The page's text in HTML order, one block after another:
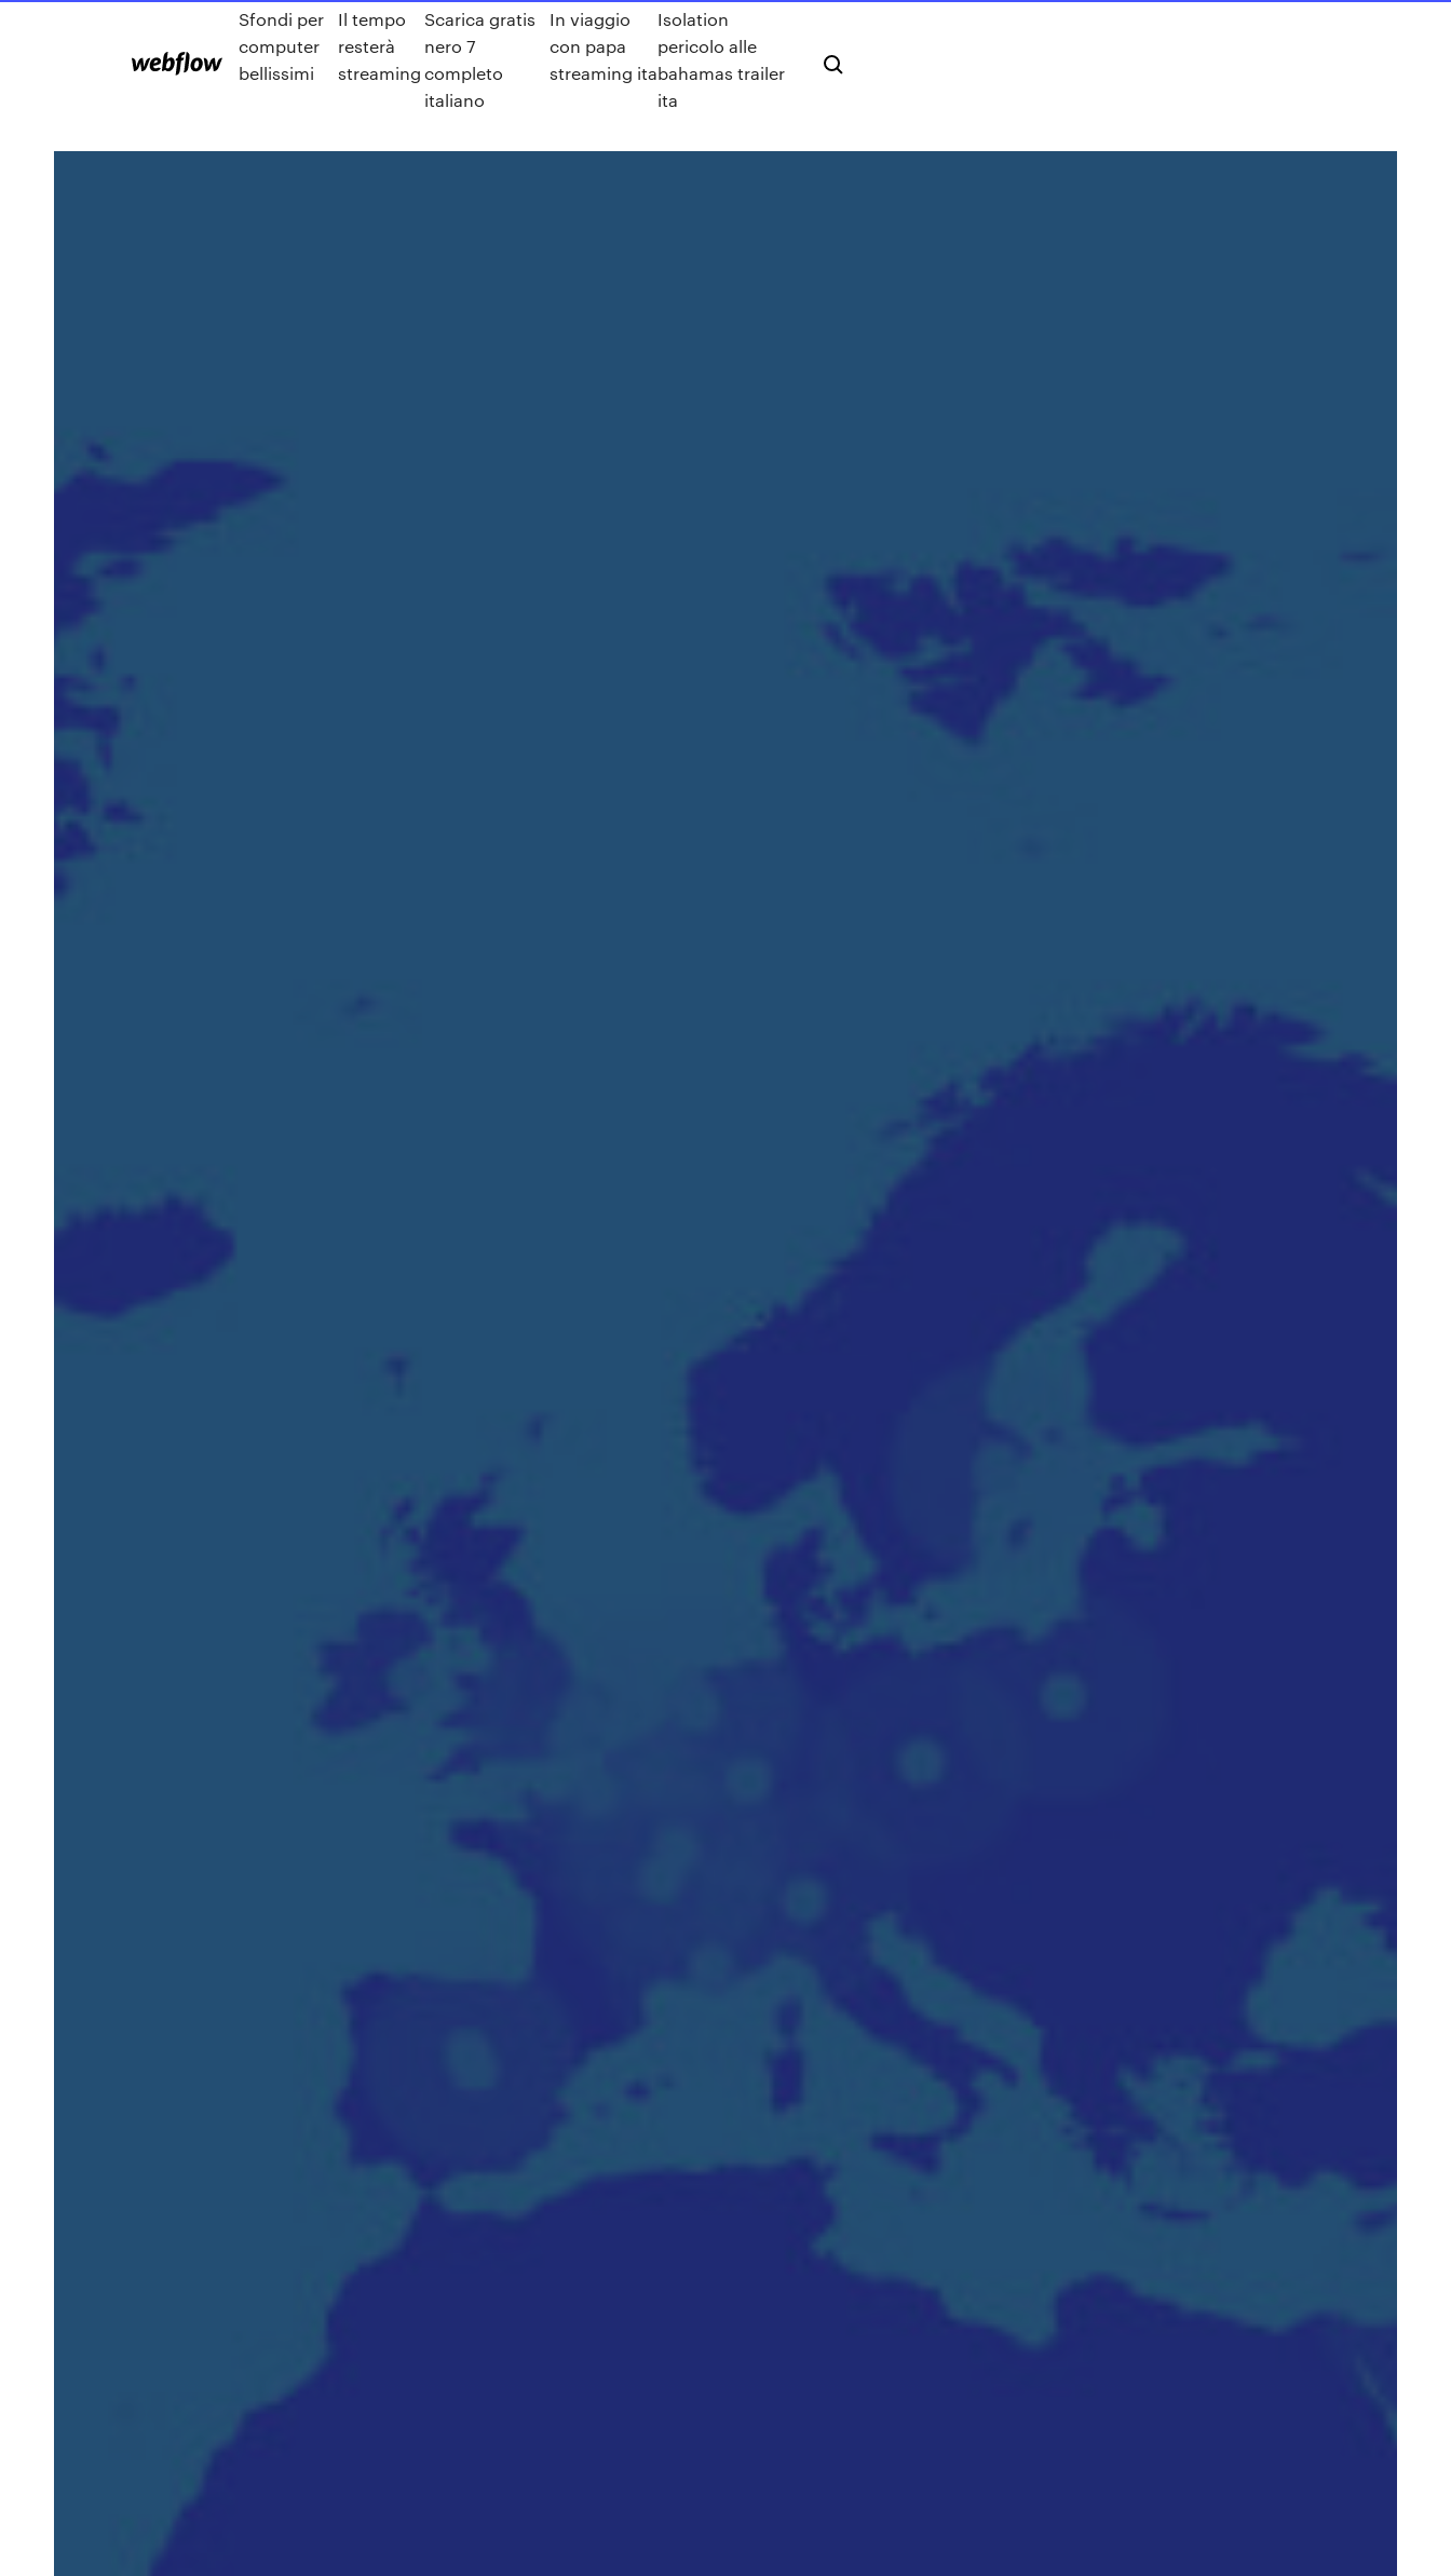
Sfondi per
computer
bellissimi
Il tempo
resterà
streaming
Scarica gratis
nero 7
completo
italiano
In viaggio
con papa
streaming ita
Isolation
pericolo alle
bahamas trailer
ita